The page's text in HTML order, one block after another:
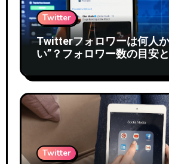
Twitter
Twitterフォロワーは何人
い”？フォロワー数の目安
Twitter